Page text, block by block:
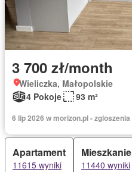
3 700 zł/month
Wieliczka, Małopolskie
4 Pokoje
93 m²
6 lip 2026 w morizon.pl - zgloszenia
Apartament
11615 wyniki
Mieszkanie
11440 wyniki